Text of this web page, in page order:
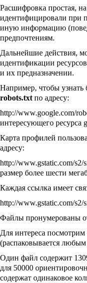
Расшифровка простая, на
идентифицировали при
иную информацию
предпочтениям.
Дальнейшие действия,
идентификации
и их предназначении.
Например, чтобы узнать
robots.txt по адресу:
http://www.google.com/
интересующего ресурса
Карта профилей
адресу:
http://www.gstatic.com/s2/
размер более шести
Каждая ссылка имеет
http://www.gstatic.com/s2/
Файлы пронумерованы
Для интереса
(распаковывается
Один файл содержит
для 50000
содержат одинаковое